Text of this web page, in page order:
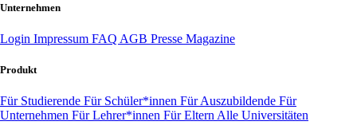
Unternehmen
Login Impressum FAQ AGB Presse Magazine
Produkt
Für Studierende Für Schüler*innen Für Auszubildende Für
Unternehmen Für Lehrer*innen Für Eltern Alle Universitäten